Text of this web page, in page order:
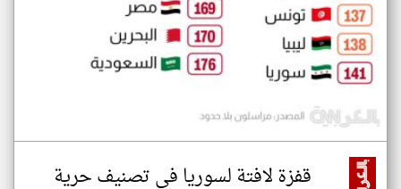
قفزة لافتة لسوريا في تصنيف حرية